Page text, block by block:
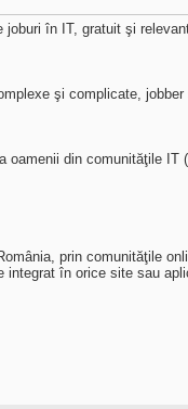
în IT, gratuit şi
şi complicate,
oamenii din comunităţile
prin comunităţile
în orice site sau